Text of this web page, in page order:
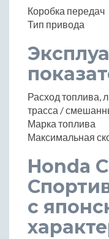
Коробка передач
Тип привода
Расход топлива,
трасса /
Марка топлива
Максимальная
Honda
с